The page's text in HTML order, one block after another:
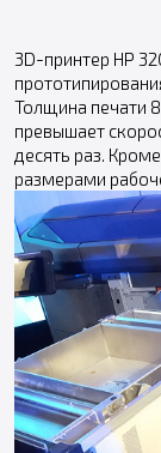
3D-принтер HP
Толщина печати
превышает
десять раз.
размерами